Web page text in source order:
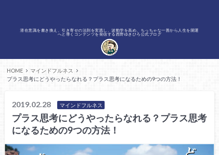
潜在意識を書き換え、引き寄せの法則を実践し、波動学を高め、ちっちゃな一善から人生を開運
へと導くコンテンツを発信する西野ゆきひろ公式ブログ
HOME
マインドフルネス
プラス思考にどうやったらなれる？プラス思考になるための9つの方法！
2019.02.28 マインドフルネス
プラス思考にどうやったらなれる？プラス思考
になるための9つの方法！